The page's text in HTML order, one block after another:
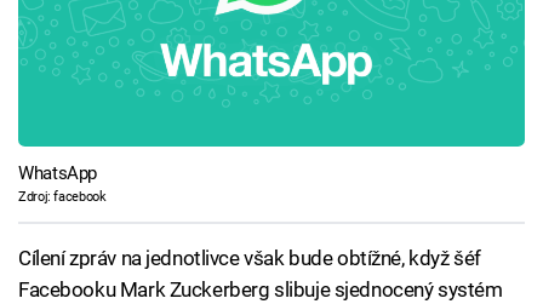
WhatsApp
Zdroj: facebook
Cílení zpráv na jednotlivce však bude obtížné, když šéf
Facebooku Mark Zuckerberg slibuje sjednocený systém